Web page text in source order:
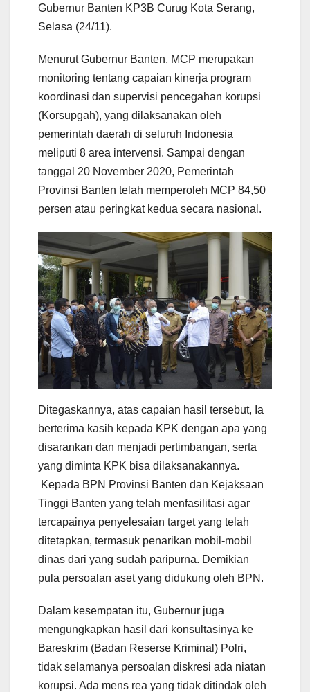
Gubernur Banten KP3B Curug Kota Serang,
Selasa (24/11).
Menurut Gubernur Banten, MCP merupakan
monitoring tentang capaian kinerja program
koordinasi dan supervisi pencegahan korupsi
(Korsupgah), yang dilaksanakan oleh
pemerintah daerah di seluruh Indonesia
meliputi 8 area intervensi. Sampai dengan
tanggal 20 November 2020, Pemerintah
Provinsi Banten telah memperoleh MCP 84,50
persen atau peringkat kedua secara nasional.
Ditegaskannya, atas capaian hasil tersebut, Ia
berterima kasih kepada KPK dengan apa yang
disarankan dan menjadi pertimbangan, serta
yang diminta KPK bisa dilaksanakannya.
Kepada BPN Provinsi Banten dan Kejaksaan
Tinggi Banten yang telah menfasilitasi agar
tercapainya penyelesaian target yang telah
ditetapkan, termasuk penarikan mobil-mobil
dinas dari yang sudah paripurna. Demikian
pula persoalan aset yang didukung oleh BPN.
Dalam kesempatan itu, Gubernur juga
mengungkapkan hasil dari konsultasinya ke
Bareskrim (Badan Reserse Kriminal) Polri,
tidak selamanya persoalan diskresi ada niatan
korupsi. Ada mens rea yang tidak ditindak oleh